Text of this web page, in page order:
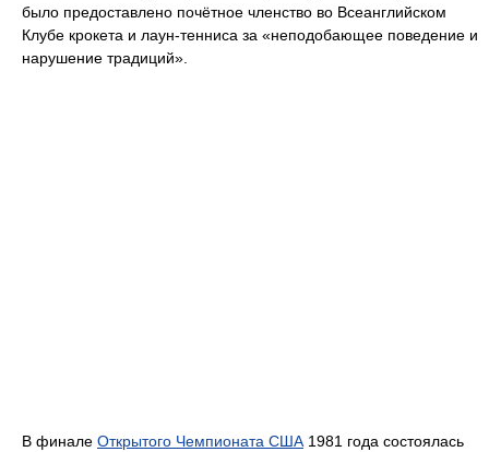
было предоставлено почётное членство во Всеанглийском
Клубе крокета и лаун-тенниса за «неподобающее поведение и
нарушение традиций».
В финале Открытого Чемпионата США 1981 года состоялась